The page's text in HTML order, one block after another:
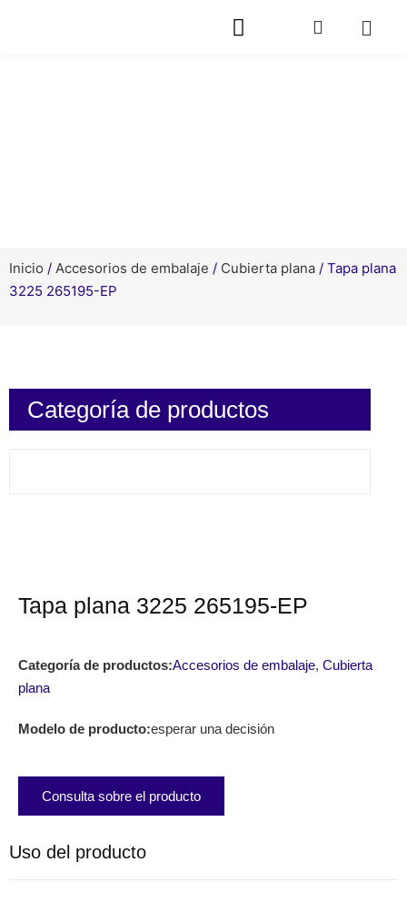
Inicio / Accesorios de embalaje / Cubierta plana / Tapa plana
3225 265195-EP
Categoría de productos
Tapa plana 3225 265195-EP
Categoría de productos:Accesorios de embalaje, Cubierta
plana
Modelo de producto:esperar una decisión
Consulta sobre el producto
Uso del producto